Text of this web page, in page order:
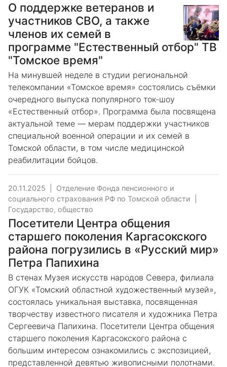
О поддержке ветеранов и
участников СВО, а также
членов их семей в
программе "Естественный отбор" ТВ
"Томское время"
На минувшей неделе в студии региональной
телекомпании «Томское время» состоялись съёмки
очередного выпуска популярного ток-шоу
«Естественный отбор». Программа была посвящена
актуальной теме — мерам поддержки участников
специальной военной операции и их семей в
Томской области, в том числе медицинской
реабилитации бойцов.
20.11.2025
Отделение Фонда пенсионного и
социального страхования РФ по Томской области
Государство, общество
Посетители Центра общения
старшего поколения Каргасокского
района погрузились в «Русский мир»
Петра Папихина
В стенах Музея искусств народов Севера, филиала
ОГУК «Томский областной художественный музей»,
состоялась уникальная выставка, посвященная
творчеству известного писателя и художника Петра
Сергеевича Папихина. Посетители Центра общения
старшего поколения Каргасокского района с
большим интересом ознакомились с экспозицией,
представленной девятью живописными полотнами.